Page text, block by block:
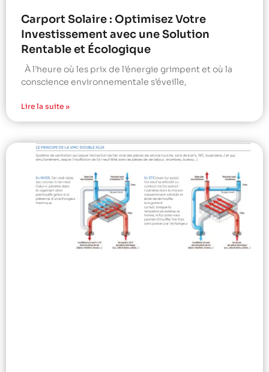
Carport Solaire : Optimisez Votre
Investissement avec une Solution
Rentable et Écologique
À l’heure où les prix de l’énergie grimpent et où la
conscience environnementale s’éveille,
Lire la suite »